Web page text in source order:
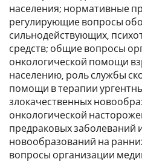
населения; нормативные
регулирующие вопросы
сильнодействующих,
средств; общие вопросы
онкологической помощи
населению, роль службы
помощи в терапии
злокачественных
онкологической
предраковых заболеваний
новообразований на
вопросы организации